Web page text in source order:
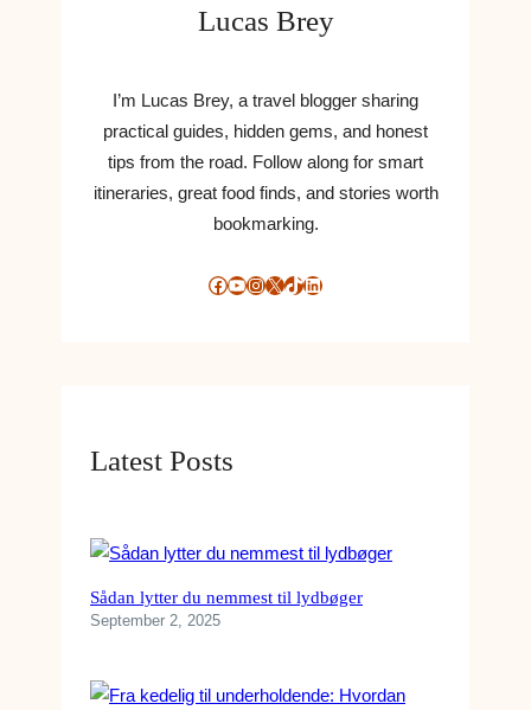
U
V
2
0
1
Lucas Brey
I’m Lucas Brey, a travel blogger sharing
practical guides, hidden gems, and honest
tips from the road. Follow along for smart
itineraries, great food finds, and stories worth
bookmarking.
Facebook YouTube InstagramX TikTok LinkedIn
Latest Posts
Sådan lytter du nemmest til lydbøger
September 2, 2025